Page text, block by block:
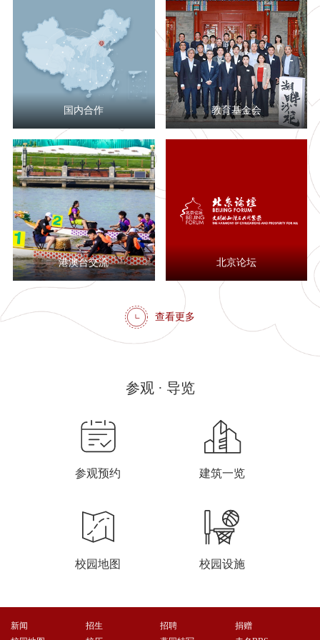
国内合作 教育基金会
港澳台交流 北京论坛
查看更多
参观 · 导览
参观预约 建筑一览
校园地图 校园设施
新闻 招生 招聘
捐赠